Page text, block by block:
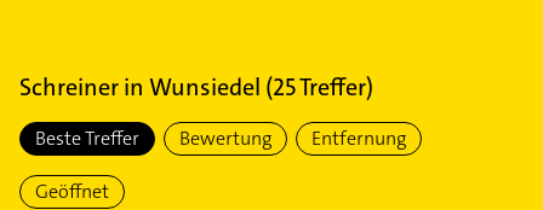
Schreinerin Wunsiedel (25Treffer)
Beste Treffer Bewertung Entfernung
Geöffnet